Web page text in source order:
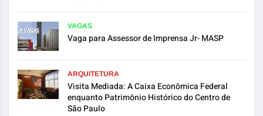
VAGAS
Vaga para Assessor de Imprensa Jr- MASP
ARQUITETURA
Visita Mediada: A Caixa Econômica Federal
enquanto Patrimônio Histórico do Centro de
São Paulo